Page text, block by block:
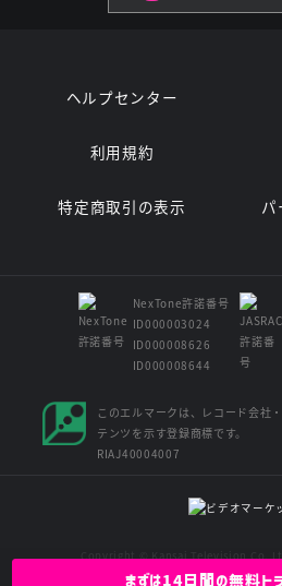
まずは14日間の無料
ヘルプセンター
利用規約
特定商取引の表示
パ
NexTone許諾番号
ID000003024
ID000008626
ID000008644
このエルマークは、レコード会社
テンツを示す登録商標です。
RIAJ40004007
Copyright © Kansai Television Co.